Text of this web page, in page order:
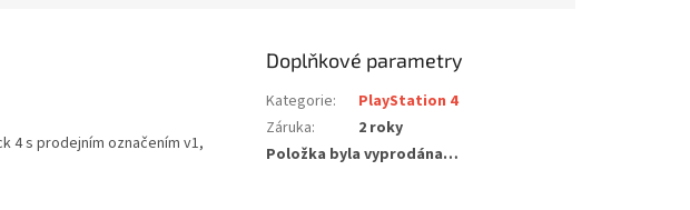
4 s prodejním označením v1,
Doplňkové parametry
Kategorie:
PlayStation 4
Záruka:
2 roky
Položka byla vyprodána…